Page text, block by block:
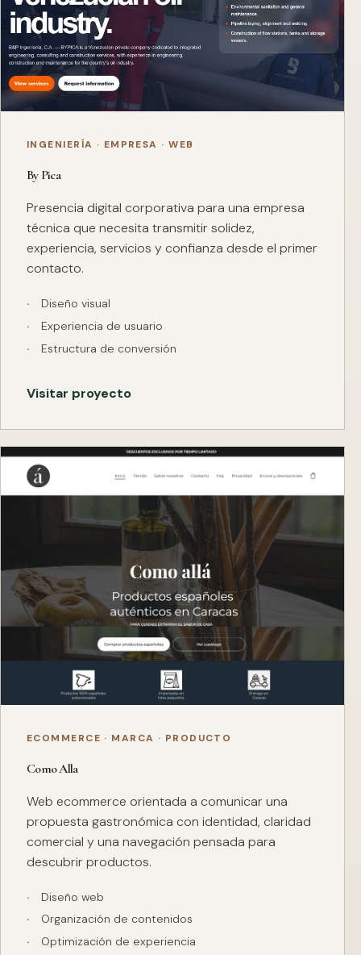
INGENIERÍA · EMPRESA · WEB
By Pica
Presencia digital corporativa para una empresa
técnica que necesita transmitir solidez,
experiencia, servicios y confianza desde el primer
contacto.
Diseño visual
Experiencia de usuario
Estructura de conversión
Visitar proyecto
ECOMMERCE · MARCA · PRODUCTO
Como Alla
Web ecommerce orientada a comunicar una
propuesta gastronómica con identidad, claridad
comercial y una navegación pensada para
descubrir productos.
Diseño web
Organización de contenidos
Optimización de experiencia